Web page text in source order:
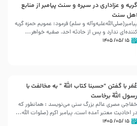
گریه و عزاداری در سیره و سنت پیامبر از منابع
اهل سنت
پیامبر(صلی‌الله‌علیه‌وآله و سلم) فرمود: عمویم حمزه گریه
کننده‌ای ندارد و پس از حادثه احد، صفیه خواهر...
۱۵ /۰۵/ ۱۴۰۵
عُمَر با گفتن “حسبنا كتاب اللّه ” به مخالفت با
رسول اللّه برخاست
خفاجی مصری عالم بزرگ سنی می‌نویسد : همانطور که
در احادیث معتبر آمده است، پیامبر اکرم (صلوات اللّه...
۱۵ /۰۵/ ۱۴۰۵